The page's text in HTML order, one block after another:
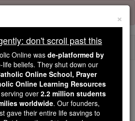
2.2 Million
Being Formed in the
×
don't scroll past this
Online was de-platformed by
life beliefs. They shut down our
Online School, Prayer
Online Learning Resources
over 2.2 million students
worldwide. Our founders,
gave their entire life savings to